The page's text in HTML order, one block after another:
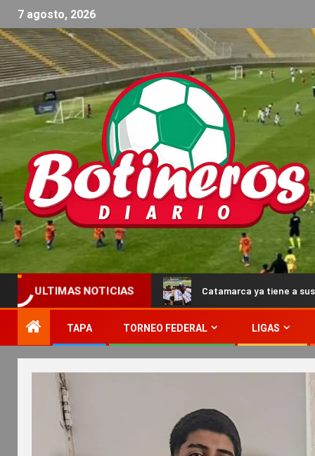
7 agosto, 2026
ULTIMAS NOTICIAS
Londres Catamarca ya tiene a sus 20 representantes
TAPA TORNEO FEDERAL LIGAS